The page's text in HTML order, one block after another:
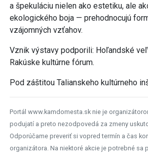
a špekuláciu nielen ako estetiku, ale
ekologického boja — prehodnocujú
vzájomných vzťahov.
Vznik výstavy podporili: Hoľandské
Rakúske kultúrne fórum.
Pod záštitou Talianskeho kultúrneho
Portál www.kamdomesta.sk nie je
podujatí a preto nezodpovedá za zmeny
Odporúčame preveriť si vopred termín a čas
organizátora. Na niektoré akcie je potrebné sa